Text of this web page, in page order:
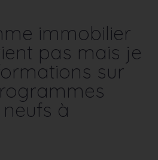
immobilier
pas mais je
sur
à